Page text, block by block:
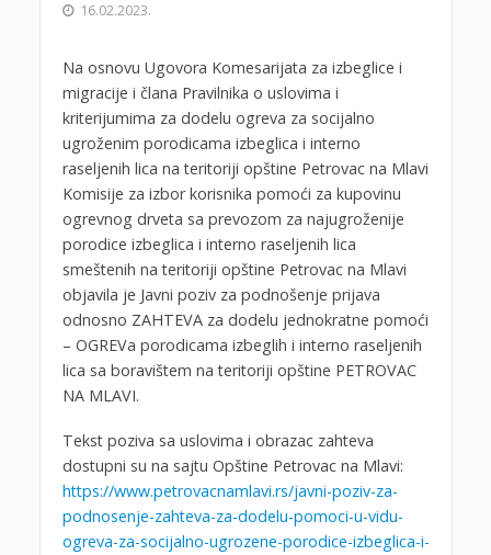
16.02.2023.
Na osnovu Ugovora Komesarijata za izbeglice i
migracije i člana Pravilnika o uslovima i
kriterijumima za dodelu ogreva za socijalno
ugroženim porodicama izbeglica i interno
raseljenih lica na teritoriji opštine Petrovac na Mlavi
Komisije za izbor korisnika pomoći za kupovinu
ogrevnog drveta sa prevozom za najugroženije
porodice izbeglica i interno raseljenih lica
smeštenih na teritoriji opštine Petrovac na Mlavi
objavila je Javni poziv za podnošenje prijava
odnosno ZAHTEVA za dodelu jednokratne pomoći
– OGREVa porodicama izbeglih i interno raseljenih
lica sa boravištem na teritoriji opštine PETROVAC
NA MLAVI.
Tekst poziva sa uslovima i obrazac zahteva
dostupni su na sajtu Opštine Petrovac na Mlavi:
https://www.petrovacnamlavi.rs/javni-poziv-za-
podnosenje-zahteva-za-dodelu-pomoci-u-vidu-
ogreva-za-socijalno-ugrozene-porodice-izbeglica-i-